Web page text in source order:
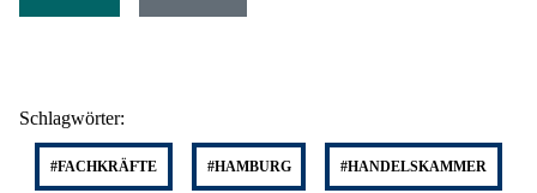
Schlagwörter:
#FACHKRÄFTE #HAMBURG #HANDELSKAMMER